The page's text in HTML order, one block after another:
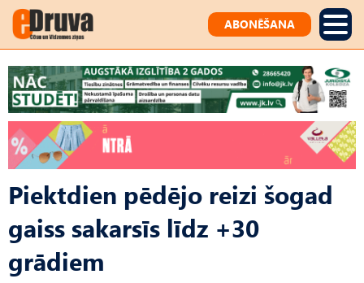
ABONĒŠANA
Piektdien pēdējo reizi šogad
gaiss sakarsīs līdz +30
grādiem